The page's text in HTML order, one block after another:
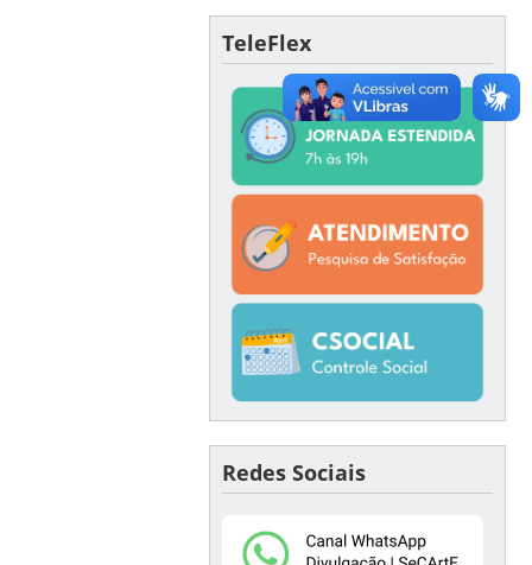
TeleFlex
Redes Sociais